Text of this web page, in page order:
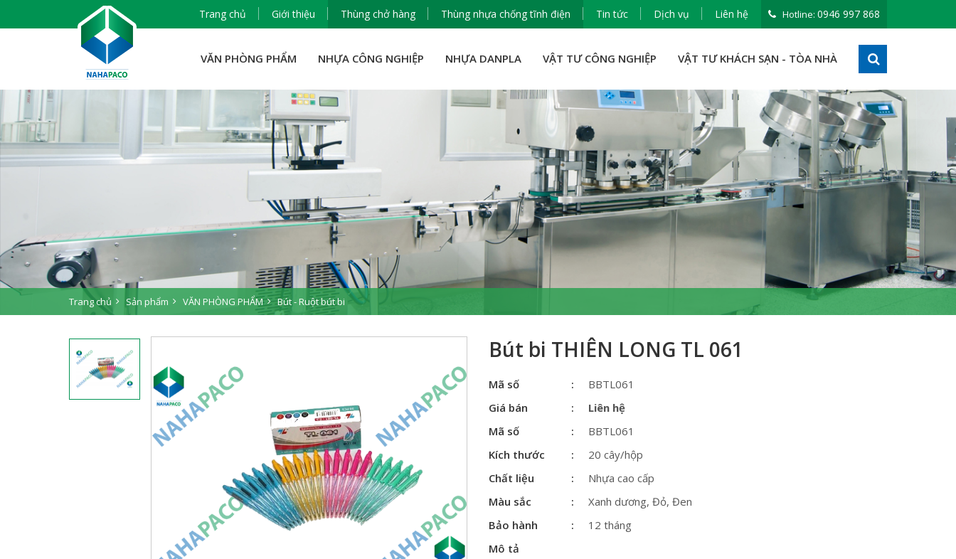
Hotline: 0946 997 868
Trang chủ Giới thiệu Thùng chở hàng Thùng nhựa chống tĩnh điện Tin tức Dịch vụ Liên hệ
VĂN PHÒNG PHẨM NHỰA CÔNG NGHIỆP NHỰA DANPLA VẬT TƯ CÔNG NGHIỆP VẬT TƯ KHÁCH SẠN - TÒA NHÀ
Trang chủ Sản phẩm VĂN PHÒNG PHẨM Bút - Ruột bút bi
Bút bi THIÊN LONG TL 061
Mã số
BBTL061
Giá bán
Liên hệ
Mã số
BBTL061
Kích thước
20 cây/hộp
Chất liệu
Nhựa cao cấp
Màu sắc
Xanh dương, Đỏ, Đen
Bảo hành
12 tháng
Mô tả